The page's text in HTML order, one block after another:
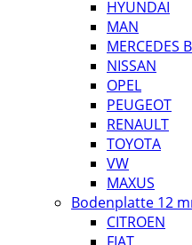
HYUNDAI
MAN
MERCEDES
NISSAN
OPEL
PEUGEOT
RENAULT
TOYOTA
VW
MAXUS
Bodenplatte 12
CITROEN